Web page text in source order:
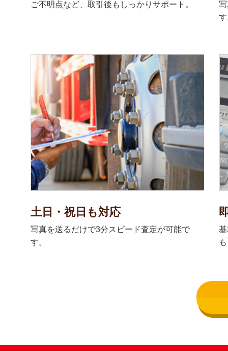
ご不明点など、取引後もしっかりサポート。
土日・祝日も対応
写真を送るだけで3分スピード査定が可能で
す。